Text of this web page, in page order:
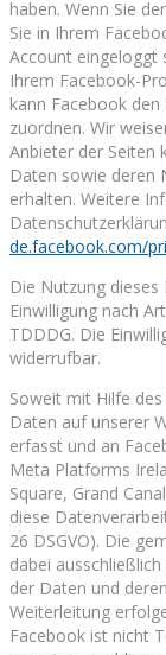
haben. Wenn Sie
Sie in Ihrem
Account eingeloggt
Ihrem Facebook-
kann Facebook
zuordnen. Wir
Anbieter der Seiten
Daten sowie deren
erhalten. Weitere
de.facebook.com/
Die Nutzung
Einwilligung nach
TDDDG. Die
widerrufbar.
Soweit mit Hilfe
Daten auf unserer
erfasst und an
Meta Platforms
Square, Grand
diese
26 DSGVO). Die
dabei
der Daten und
Weiterleitung
Facebook ist nicht